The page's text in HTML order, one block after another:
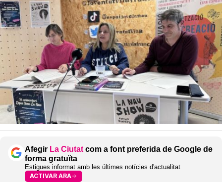
Afegir La Ciutat com a font preferida de Google de
forma gratuïta
Estigues informat amb les últimes notícies d'actualitat
ACTIVAR ARA